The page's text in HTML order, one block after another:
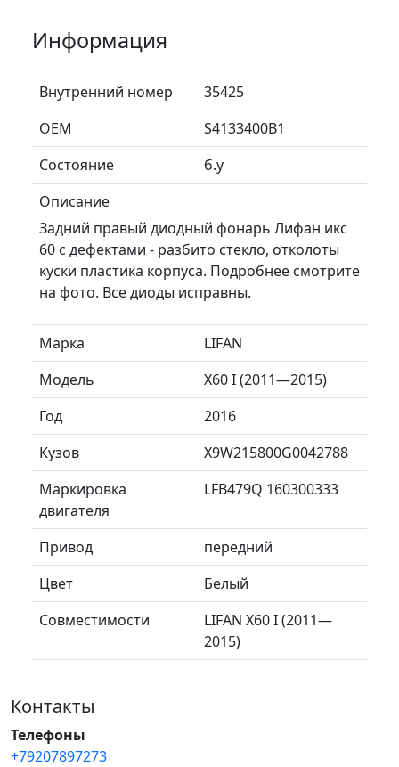
Информация
Внутренний номер
35425
ОЕМ
S4133400B1
Состояние
б.у
Описание
Задний правый диодный фонарь Лифан икс
60 с дефектами - разбито стекло, отколоты
куски пластика корпуса. Подробнее смотрите
на фото. Все диоды исправны.
Марка
LIFAN
Модель
X60 I (2011—2015)
Год
2016
Кузов
X9W215800G0042788
Маркировка
двигателя
LFB479Q 160300333
Привод
передний
Цвет
Белый
Совместимости
LIFAN X60 I (2011—
2015)
Контакты
Телефоны
+79207897273